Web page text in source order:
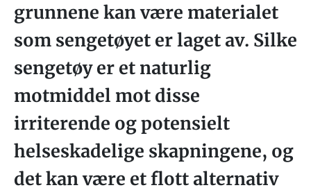
grunnene kan være materialet
som sengetøyet er laget av. Silke
sengetøy er et naturlig
motmiddel mot disse
irriterende og potensielt
helseskadelige skapningene, og
det kan være et flott alternativ